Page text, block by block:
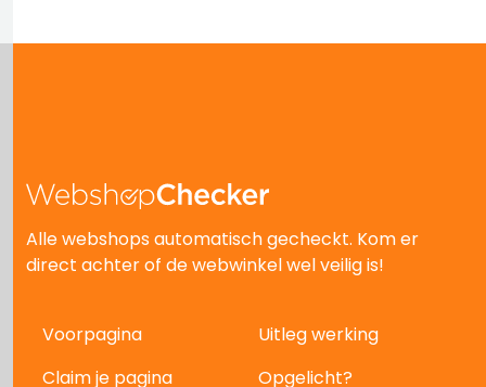
Alle webshops automatisch gecheckt. Kom er
direct achter of de webwinkel wel veilig is!
Voorpagina
Uitleg werking
Claim je pagina
Opgelicht?